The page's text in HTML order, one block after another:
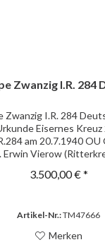
Zwanzig I.R. 284
Zwanzig I.R. 284
Eisernes Kreuz
am 20.7.1940 OU
Erwin Vierow
3.500,00 € *
Artikel-Nr.:TM47666
Merken